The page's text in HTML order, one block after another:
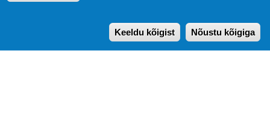
E-post:pegasus[at]pegasus.ee
Keeldu kõigist Nõustu kõigiga